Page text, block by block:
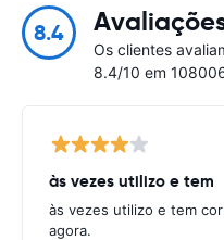
8.4
Os clientes
8.4/10 em
às vezes utilizo e tem
às vezes utilizo e tem
agora.